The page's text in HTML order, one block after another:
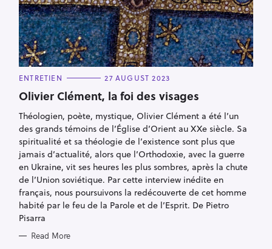
C
T
E
O
R
I
E
S
ENTRETIEN 27 AUGUST 2023
Olivier Clément, la foi des visages
Théologien, poète, mystique, Olivier Clément a été l’un
des grands témoins de l’Église d’Orient au XXe siècle. Sa
spiritualité et sa théologie de l’existence sont plus que
jamais d’actualité, alors que l’Orthodoxie, avec la guerre
en Ukraine, vit ses heures les plus sombres, après la chute
de l’Union soviétique. Par cette interview inédite en
français, nous poursuivons la redécouverte de cet homme
habité par le feu de la Parole et de l’Esprit. De Pietro
Pisarra
Read More